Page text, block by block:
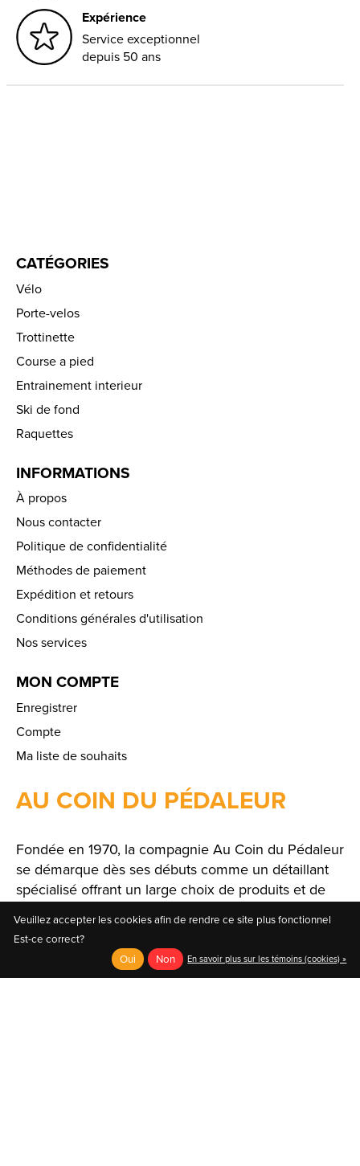
Expérience
Service exceptionnel
depuis 50 ans
CATÉGORIES
Vélo
Porte-velos
Trottinette
Course a pied
Entrainement interieur
Ski de fond
Raquettes
INFORMATIONS
À propos
Nous contacter
Politique de confidentialité
Méthodes de paiement
Expédition et retours
Conditions générales d'utilisation
Nos services
MON COMPTE
Enregistrer
Compte
Ma liste de souhaits
AU COIN DU PÉDALEUR
Fondée en 1970, la compagnie Au Coin du Pédaleur
se démarque dès ses débuts comme un détaillant
spécialisé offrant un large choix de produits et de
Veuillez accepter les cookies afin de rendre ce site plus fonctionnel
Est-ce correct?
Oui
Non En savoir plus sur les témoins (cookies) »